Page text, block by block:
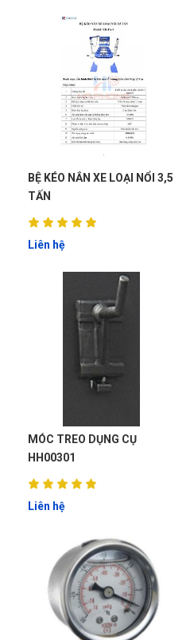
BỆ KÉO NẮN XE LOẠI NỔI 3,5
TẤN
Liên hệ
MÓC TREO DỤNG CỤ
HH00301
Liên hệ